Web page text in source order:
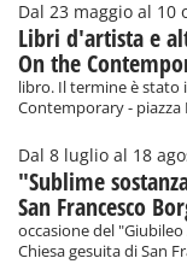
Dal 23 maggio al 10
Libri d'artista e
On the
libro. Il termine è
Contemporary - piazza
Dal 8 luglio al 18
"Sublime
San Francesco
occasione del
Chiesa gesuita di San